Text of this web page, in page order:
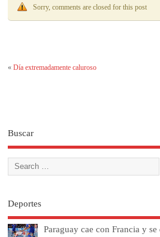
Sorry, comments are closed for this post
«Día extremadamente caluroso
Buscar
Deportes
Paraguay cae con Francia y